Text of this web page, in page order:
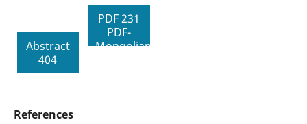
Abstract
404
PDF 231
PDF-
Mongolian
References